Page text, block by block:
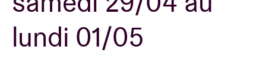
lundi 01/05